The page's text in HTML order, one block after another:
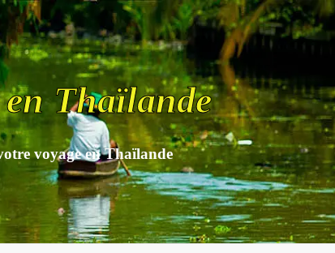
Thaïlande
voyage en Thaïlande